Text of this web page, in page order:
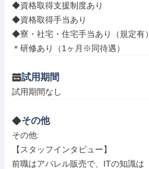
◆資格取得支援制度あり
◆資格取得手当あり
◆寮・社宅・住宅手当あり（規定有）
＊研修あり（1ヶ月※同待遇）
試用期間
試用期間なし
その他
その他:
【スタッフインタビュー】
前職はアパレル販売で、ITの知識は